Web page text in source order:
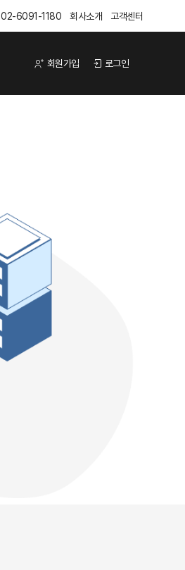
02-6091-1180 회사소개 고객센터
회원가입 로그인